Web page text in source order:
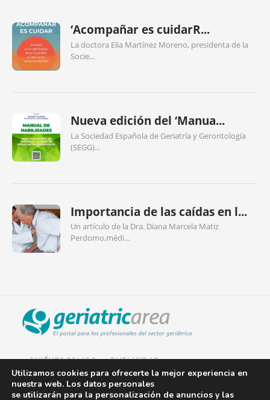
‘Acompañar es cuidarR...
La doctora Elia Martínez Moreno, presidenta de la
Socie...
Nueva edición del ‘Manua...
La Sociedad Española de Geriatría y Gerontología
(SEGG)...
Importancia de las caídas en l...
Un artículo de la Dra. Diana Marcela Matiz
Perdomo,médi...
QUIÉNES SOMOS PUBLICIDAD
AVISO LEGAL
Utilizamos cookies para ofrecerte la mejor experiencia en
nuestra web. Los datos personales
se utilizarán para la personalización de anuncios y las